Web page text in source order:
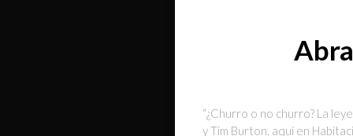
“¿Churro o no churro? La
y Tim Burton, aquí en